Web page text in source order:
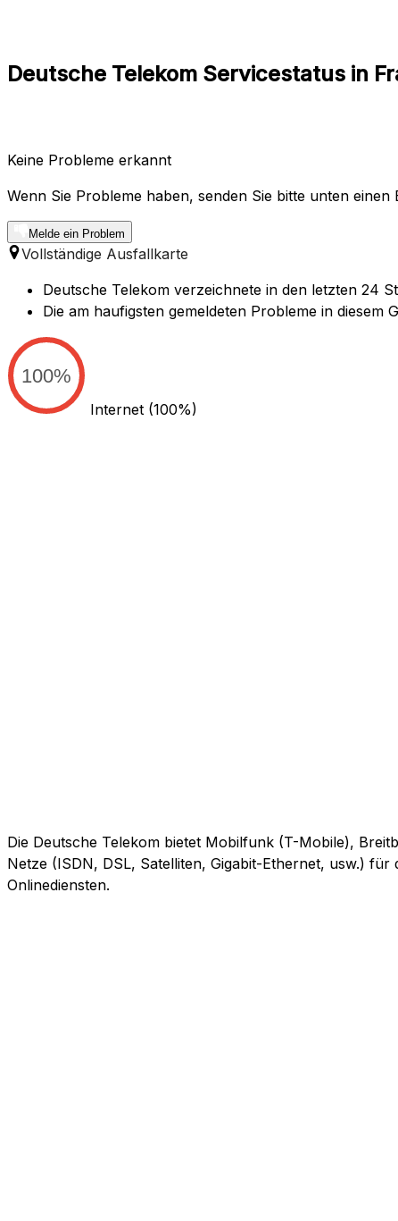
Deutsche Telekom Servicestatus in
Keine Probleme erkannt
Wenn Sie Probleme haben, senden Sie bitte unten einen
Melde ein Problem
Vollständige Ausfallkarte
Deutsche Telekom verzeichnete in den letzten 24
Die am haufigsten gemeldeten Probleme in diesem
100%
Internet (100%)
Die Deutsche Telekom bietet Mobilfunk (T-Mobile),
Netze (ISDN, DSL, Satelliten, Gigabit-Ethernet, usw.)
Onlinediensten.